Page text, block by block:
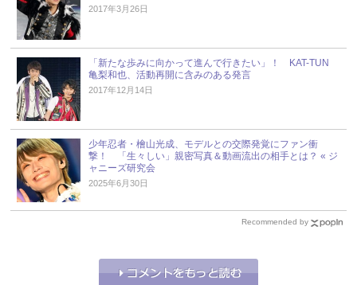
2017年3月26日
「新たな歩みに向かって進んで行きたい」！ KAT-TUN
亀梨和也、活動再開に含みのある発言
2017年12月14日
少年忍者・檜山光成、モデルとの交際発覚にファン衝
撃！ 「生々しい」親密写真＆動画流出の相手とは？ « ジ
ャニーズ研究会
2025年6月30日
Recommended by